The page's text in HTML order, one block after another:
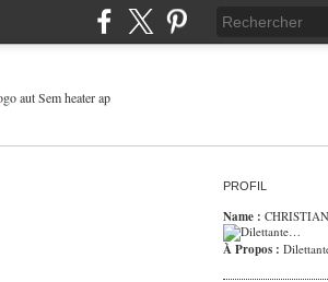
PROFIL
Name :
À Propos :